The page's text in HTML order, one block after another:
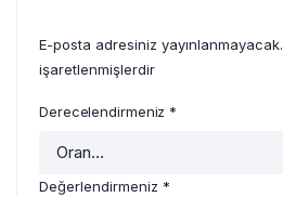
E-posta adresiniz yayınlanmayacak.
işaretlenmişlerdir
Derecelendirmeniz *
Değerlendirmeniz *